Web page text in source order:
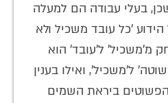
בעלי עבודה הם למעלה
'כל עובד משכיל ולא
מ'משכיל' ל'עובד' הוא
ל'משכיל', ואילו בענין
ביראת השמים